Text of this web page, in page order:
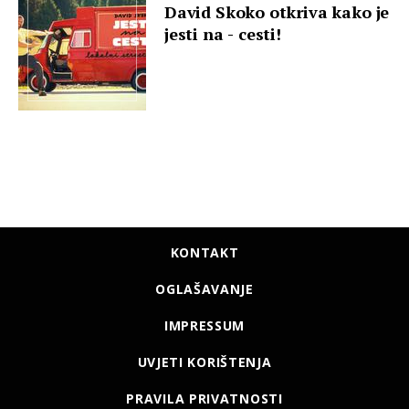
David Skoko otkriva kako je
jesti na - cesti!
KONTAKT
OGLAŠAVANJE
IMPRESSUM
UVJETI KORIŠTENJA
PRAVILA PRIVATNOSTI